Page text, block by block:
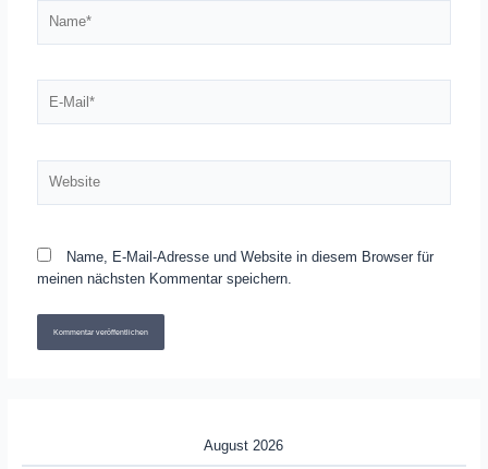
Mail*
Name, E-Mail-Adresse und Website in diesem Browser für
meinen nächsten Kommentar speichern.
August 2026